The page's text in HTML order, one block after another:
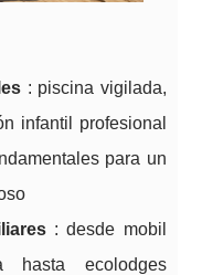
: piscina vigilada,
infantil profesional
para un
: desde mobil
hasta ecolodges